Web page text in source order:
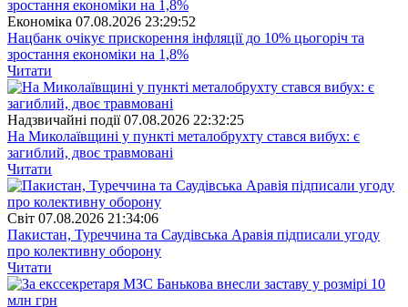
Економіка 07.08.2026 23:29:52
Нацбанк очікує прискорення інфляції до 10% цьогоріч та
зростання економіки на 1,8%
Читати
Надзвичайні події 07.08.2026 22:32:25
На Миколаївщині у пункті металобрухту стався вибух: є
загиблий, двоє травмовані
Читати
Свiт 07.08.2026 21:34:06
Пакистан, Туреччина та Саудівська Аравія підписали угоду
про колективну оборону
Читати